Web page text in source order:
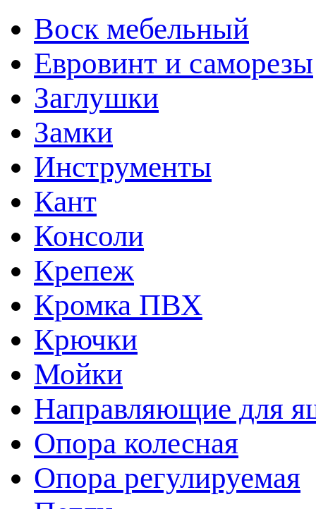
Воск мебельный
Евровинт и саморезы
Заглушки
Замки
Инструменты
Кант
Консоли
Крепеж
Кромка ПВХ
Крючки
Мойки
Направляющие для
Опора колесная
Опора регулируемая